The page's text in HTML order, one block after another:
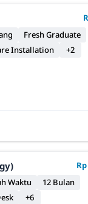
Fresh Graduate
Installation +2
Waktu
12 Bulan
+6